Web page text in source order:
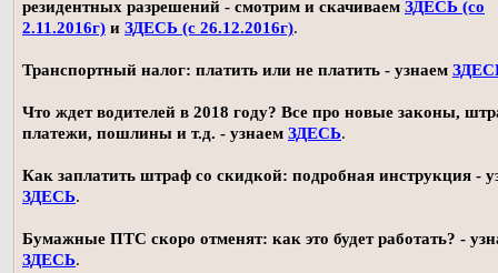
резидентных разрешений - смотрим и скачиваем ЗДЕСЬ (со
2.11.2016г) и ЗДЕСЬ (с 26.12.2016г).
Транспортный налог: платить или не платить - узнаем
Что ждет водителей в 2018 году? Все про новые законы,
платежи, пошлины и т.д. - узнаем ЗДЕСЬ.
Как заплатить штраф со скидкой: подробная инструкция -
ЗДЕСЬ.
Бумажные ПТС скоро отменят: как это будет работать? -
ЗДЕСЬ.